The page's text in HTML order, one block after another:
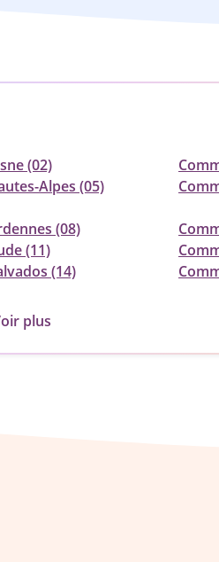
(02)
Alpes (05)
(08)
(11)
(14)
plus